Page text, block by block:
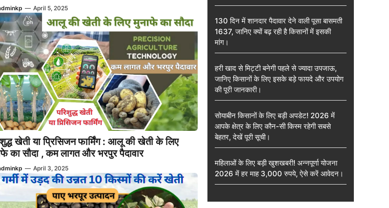
— April 5, 2025
खेती या प्रिसिजन फार्मिंग : आलू की खेती के लिए
का सौदा , कम लागत और भरपुर पैदावार
— April 3, 2025
130 दिन में शानदार पैदावार देने वाली पूसा बासमती
1637, जानिए क्यों बढ़ रही है किसानों में इसकी
मांग।
हरी खाद से मिट्टी बनेगी पहले से ज्यादा उपजाऊ,
जानिए किसानों के लिए इसके बड़े फायदे और उपयोग
की पूरी जानकारी।
सोयाबीन किसानों के लिए बड़ी अपडेट! 2026 में
आपके क्षेत्र के लिए कौन-सी किस्म रहेगी सबसे
बेहतर, देखें पूरी सूची।
महिलाओं के लिए बड़ी खुशखबरी! अन्नपूर्णा योजना
2026 में हर माह 3,000 रुपये, ऐसे करें आवेदन।